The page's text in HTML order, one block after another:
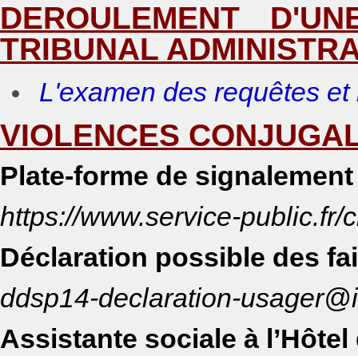
DEROULEMENT
TRIBUNAL
L'examen des requêtes
VIOLENCES
Plate-forme de
https://www.service-public.fr/
Déclaration possible des
ddsp14-declaration-
Assistante sociale à